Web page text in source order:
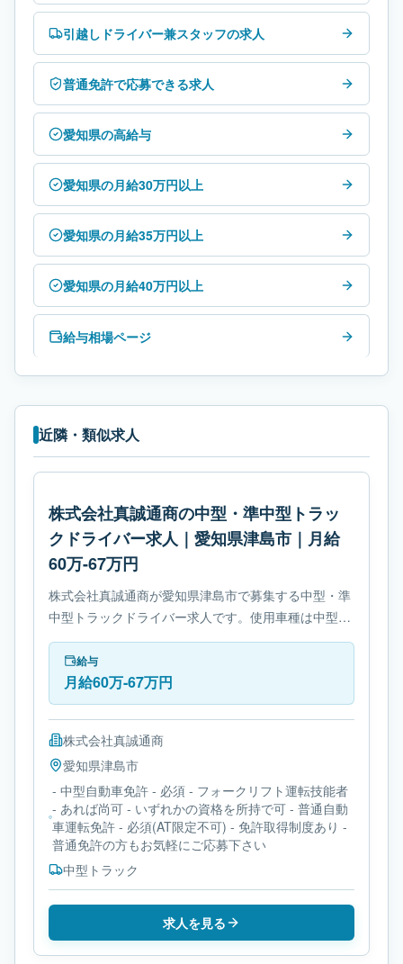
引越しドライバー兼スタッフの求人
普通免許で応募できる求人
愛知県の高給与
愛知県の月給30万円以上
愛知県の月給35万円以上
愛知県の月給40万円以上
給与相場ページ
近隣・類似求人
株式会社真誠通商の中型・準中型トラッ
クドライバー求人｜愛知県津島市｜月給
60万-67万円
株式会社真誠通商が愛知県津島市で募集する中型・準
中型トラックドライバー求人です。使用車種は中型ト
ラックです。勤務時間は- 変形労働時間制です。必要
免許は- 中型自動車免許です。
給与
月給60万-67万円
株式会社真誠通商
愛知県津島市
- 中型自動車免許 - 必須 - フォークリフト運転技能者
- あれば尚可 - いずれかの資格を所持で可 - 普通自動
車運転免許 - 必須(AT限定不可) - 免許取得制度あり -
普通免許の方もお気軽にご応募下さい
中型トラック
求人を見る